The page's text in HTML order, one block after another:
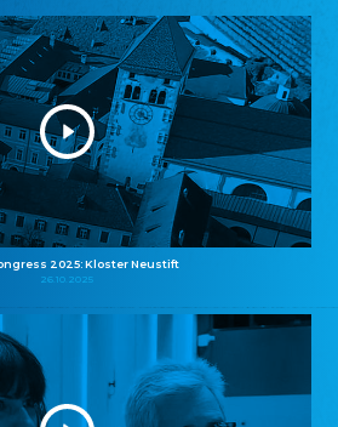
2025: Kloster Neustift
26.10.2025